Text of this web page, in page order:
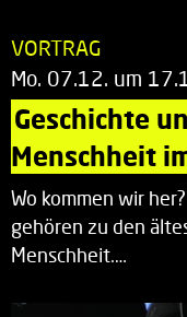
VORTRAG
Mo. 07.12. um
Geschichte
Menschheit
Wo kommen wir
gehören zu den
Menschheit.…